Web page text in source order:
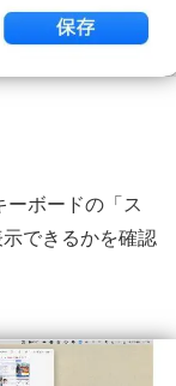
ボードの「ス
できるかを確認